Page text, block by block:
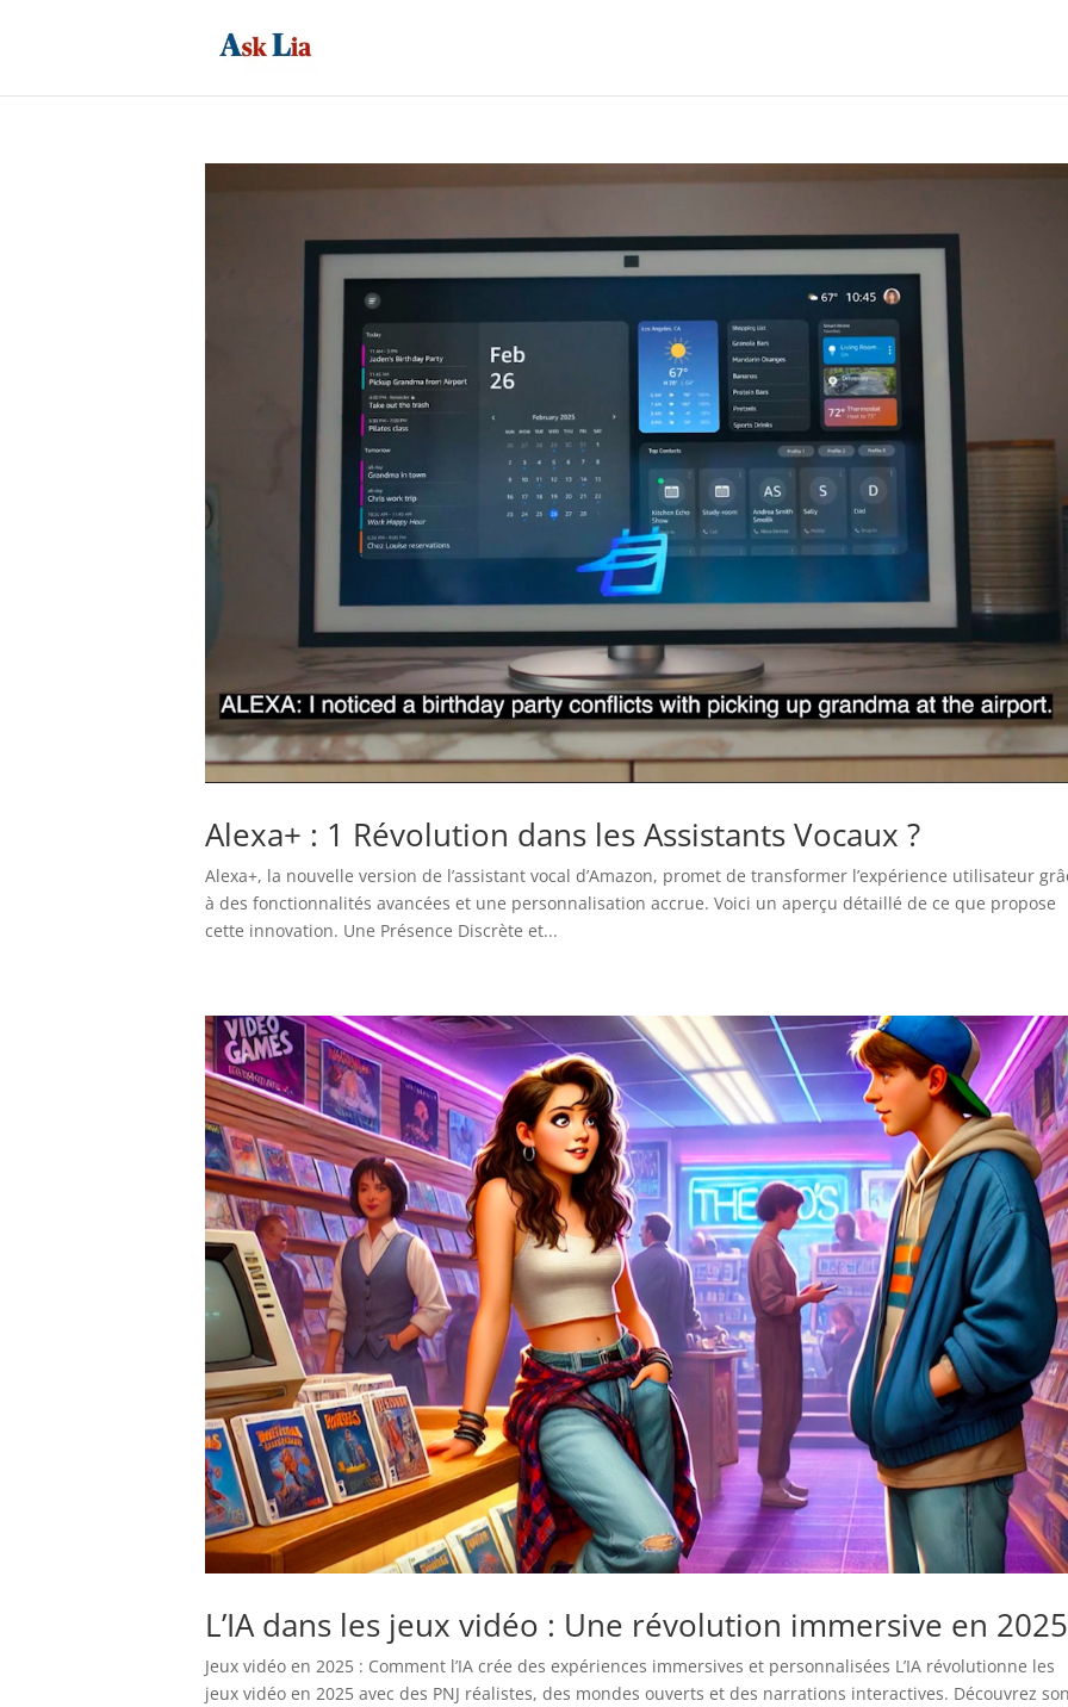
Alexa+ : 1 Révolution dans les Assistants Vocaux ?
Alexa+, la nouvelle version de l’assistant vocal d’Amazon, promet de transformer l’expérience utilisateur
à des fonctionnalités avancées et une personnalisation accrue. Voici un aperçu détaillé de ce que propose
cette innovation. Une Présence Discrète et...
L’IA dans les jeux vidéo : Une révolution immersive en 2025
Jeux vidéo en 2025 : Comment l’IA crée des expériences immersives et personnalisées L’IA révolutionne les
jeux vidéo en 2025 avec des PNJ réalistes, des mondes ouverts et des narrations interactives. Découvrez